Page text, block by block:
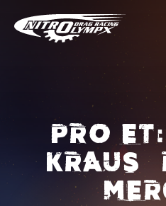
PRO
KRAUS